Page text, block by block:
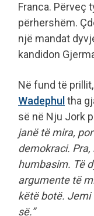
Franca. Përveç
përhershëm.
një mandat
kandidon
Në fund të
Wadephul tha
së në Nju Jork
janë të mira,
demokraci.
humbasim. Të
argumente të
këtë botë. Jemi
së.”